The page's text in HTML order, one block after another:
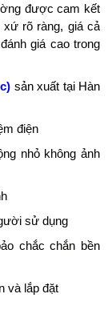
được cam kết
xứ rõ ràng, giá cả
giá cao trong
sản xuất tại Hàn
điện
nhỏ không ảnh
sử dụng
chắc chắn bền
và lắp đặt